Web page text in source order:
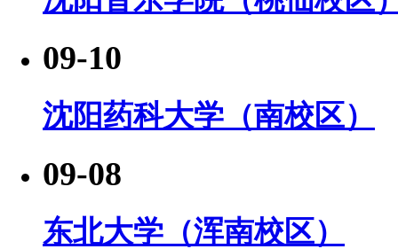
09-10
沈阳药科大学（南校区）
09-08
东北大学（浑南校区）